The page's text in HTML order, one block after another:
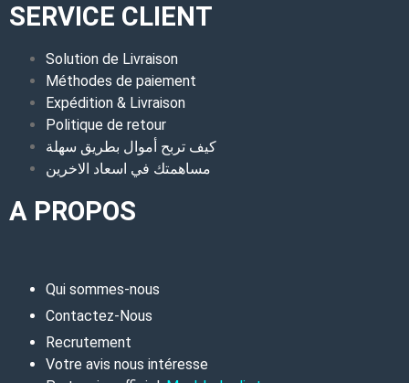
SERVICE CLIENT
Solution de Livraison
Méthodes de paiement
Expédition & Livraison
Politique de retour
كيف تربح أموال بطريق سهلة
مساهمتك في اسعاد الاخرين
A PROPOS
Qui sommes-nous
Contactez-Nous
Recrutement
Votre avis nous intéresse